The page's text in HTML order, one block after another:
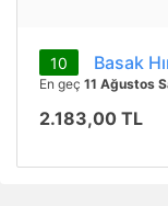
10 Basak
En geç 11 Ağustos
2.183,00 TL